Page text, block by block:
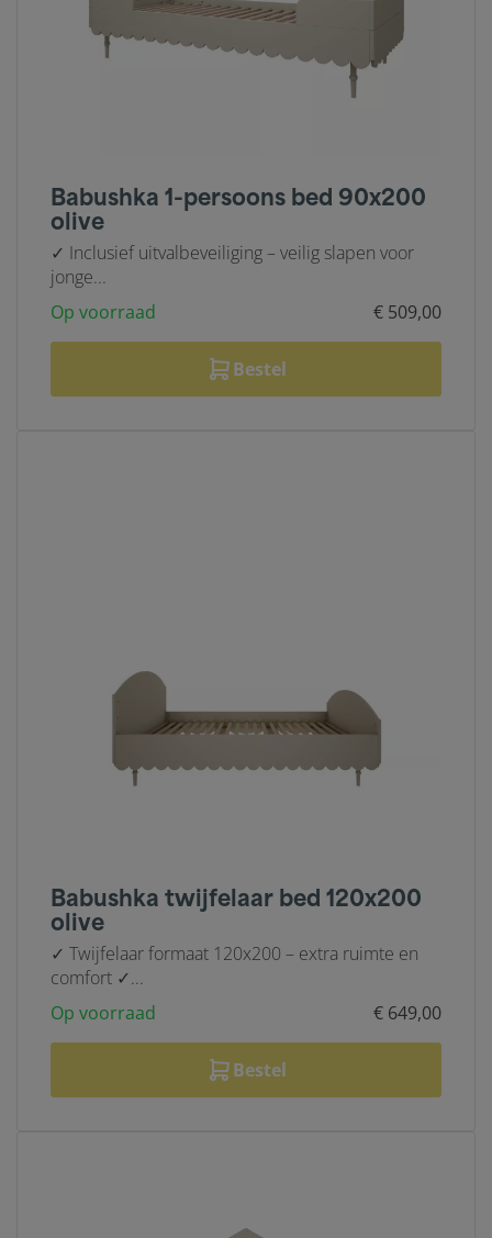
Babushka 1-persoons bed 90x200
olive
✓ Inclusief uitvalbeveiliging – veilig slapen voor
jonge...
Op voorraad
€ 509,00
Bestel
Babushka twijfelaar bed 120x200
olive
✓ Twijfelaar formaat 120x200 – extra ruimte en
comfort ✓...
Op voorraad
€ 649,00
Bestel